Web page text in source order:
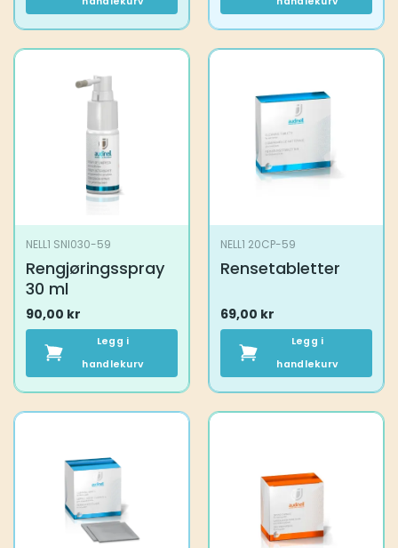
NELL1 SNI030-59
Rengjøringsspray
30 ml
90,00 kr
Legg i
handlekurv
NELL1 20CP-59
Rensetabletter
69,00 kr
Legg i
handlekurv